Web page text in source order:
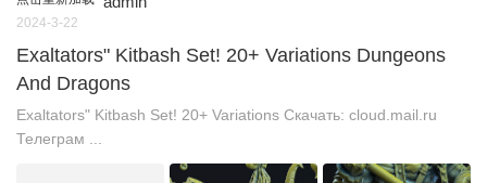
2024-3-22
Exaltators" Kitbash Set! 20+ Variations Dungeons
And Dragons
Exaltators" Kitbash Set! 20+ Variations Скачать: cloud.mail.ru
Телеграм ...